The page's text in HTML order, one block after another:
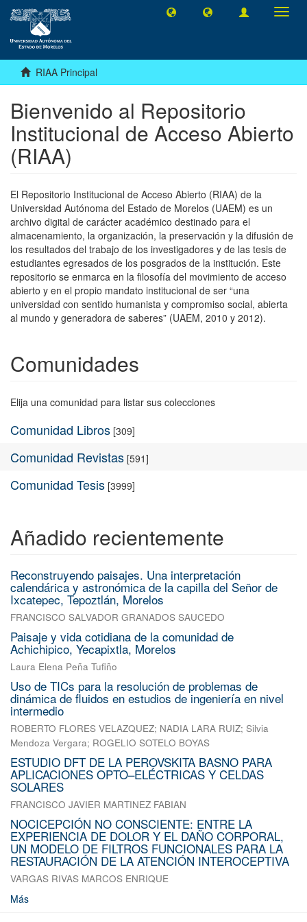
RIAA Principal
Bienvenido al Repositorio
Institucional de Acceso Abierto
(RIAA)
El Repositorio Institucional de Acceso Abierto (RIAA) de la
Universidad Autónoma del Estado de Morelos (UAEM) es un
archivo digital de carácter académico destinado para el
almacenamiento, la organización, la preservación y la difusión de
los resultados del trabajo de los investigadores y de las tesis de
estudiantes egresados de los posgrados de la institución. Este
repositorio se enmarca en la filosofía del movimiento de acceso
abierto y en el propio mandato institucional de ser “una
universidad con sentido humanista y compromiso social, abierta
al mundo y generadora de saberes” (UAEM, 2010 y 2012).
Comunidades
Elija una comunidad para listar sus colecciones
Comunidad Libros [309]
Comunidad Revistas [591]
Comunidad Tesis [3999]
Añadido recientemente
Reconstruyendo paisajes. Una interpretación
calendárica y astronómica de la capilla del Señor de
Ixcatepec, Tepoztlán, Morelos
FRANCISCO SALVADOR GRANADOS SAUCEDO
Paisaje y vida cotidiana de la comunidad de
Achichipico, Yecapixtla, Morelos
Laura Elena Peña Tufiño
Uso de TICs para la resolución de problemas de
dinámica de fluidos en estudios de ingeniería en nivel
intermedio
ROBERTO FLORES VELAZQUEZ; NADIA LARA RUIZ; Silvia
Mendoza Vergara; ROGELIO SOTELO BOYAS
ESTUDIO DFT DE LA PEROVSKITA BASNO PARA
APLICACIONES OPTO–ELÉCTRICAS Y CELDAS
SOLARES
FRANCISCO JAVIER MARTINEZ FABIAN
NOCICEPCIÓN NO CONSCIENTE: ENTRE LA
EXPERIENCIA DE DOLOR Y EL DAÑO CORPORAL,
UN MODELO DE FILTROS FUNCIONALES PARA LA
RESTAURACIÓN DE LA ATENCIÓN INTEROCEPTIVA
VARGAS RIVAS MARCOS ENRIQUE
Más